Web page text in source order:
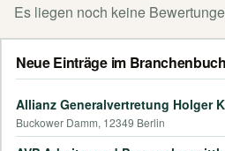
Es liegen noch keine
Neue Einträge im
Allianz Generalvertretung Holger
Buckower Damm, 12349 Berlin